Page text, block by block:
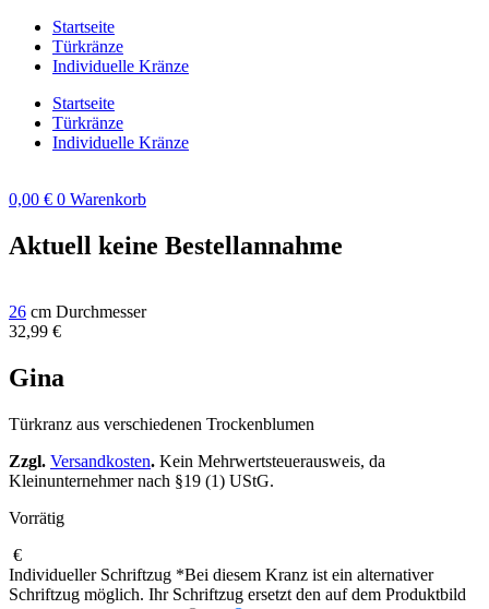
Zum
Inhalt
springen
Startseite
Türkränze
Individuelle Kränze
Startseite
Türkränze
Individuelle Kränze
0,00 € 0 Warenkorb
Aktuell keine Bestellannahme
26 cm Durchmesser
32,99 €
Gina
Türkranz aus verschiedenen Trockenblumen
Zzgl. Versandkosten. Kein Mehrwertsteuerausweis, da
Kleinunternehmer nach §19 (1) UStG.
Vorrätig
€
Individueller Schriftzug *Bei diesem Kranz ist ein alternativer
Schriftzug möglich. Ihr Schriftzug ersetzt den auf dem Produktbild